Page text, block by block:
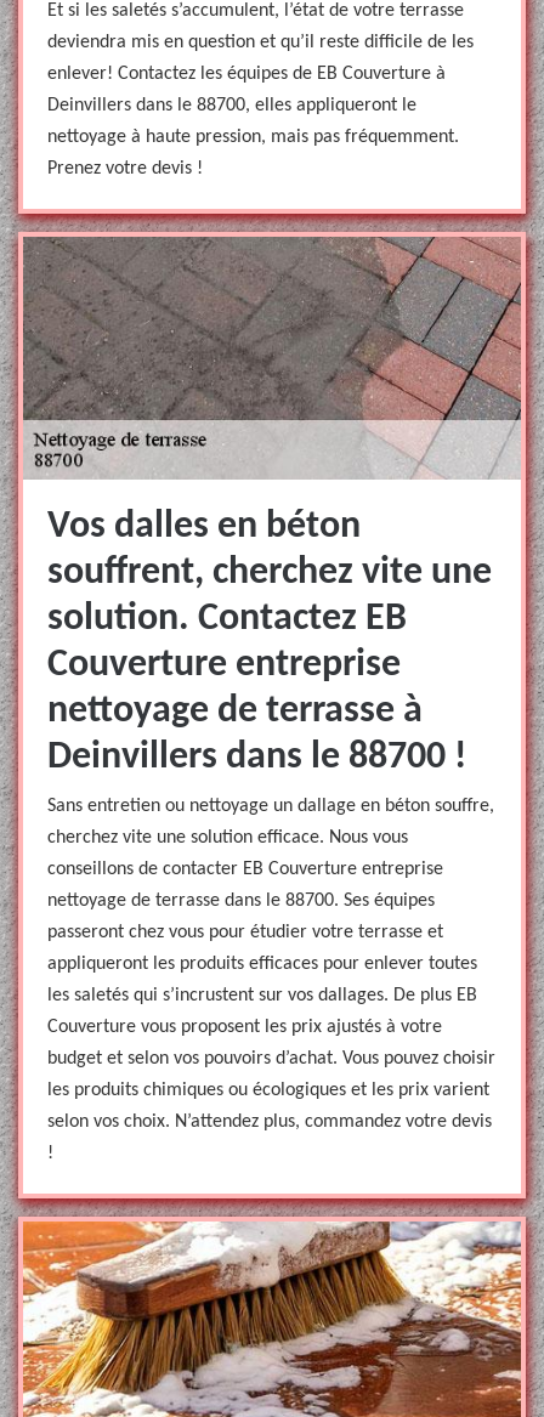
Et si les saletés s’accumulent, l’état de votre terrasse
deviendra mis en question et qu’il reste difficile de les
enlever! Contactez les équipes de EB Couverture à
Deinvillers dans le 88700, elles appliqueront le
nettoyage à haute pression, mais pas fréquemment.
Prenez votre devis !
Vos dalles en béton
souffrent, cherchez vite une
solution. Contactez EB
Couverture entreprise
nettoyage de terrasse à
Deinvillers dans le 88700 !
Sans entretien ou nettoyage un dallage en béton souffre,
cherchez vite une solution efficace. Nous vous
conseillons de contacter EB Couverture entreprise
nettoyage de terrasse dans le 88700. Ses équipes
passeront chez vous pour étudier votre terrasse et
appliqueront les produits efficaces pour enlever toutes
les saletés qui s’incrustent sur vos dallages. De plus EB
Couverture vous proposent les prix ajustés à votre
budget et selon vos pouvoirs d’achat. Vous pouvez choisir
les produits chimiques ou écologiques et les prix varient
selon vos choix. N’attendez plus, commandez votre devis
!